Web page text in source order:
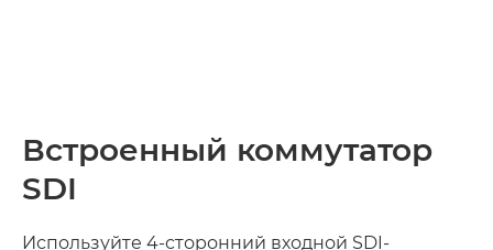
Встроенный коммутатор
SDI
Используйте 4-сторонний входной SDI-